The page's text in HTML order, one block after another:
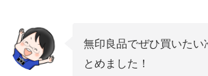
無印良品でぜひ買いたい
とめました！